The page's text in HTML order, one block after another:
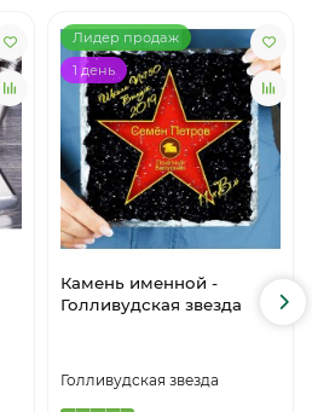
Лидер продаж
1 день
Камень именной -
Голливудская звезда
Голливудская звезда